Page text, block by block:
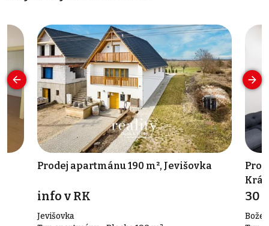
Prodej apartmánu 190 m², Jevišovka
info v RK
Jevišovka
30